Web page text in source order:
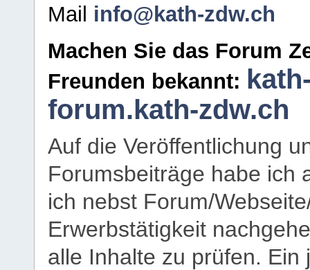
Mail info@kath-zdw.ch
Machen Sie das Forum
Freunden bekannt:
forum.kath-zdw.ch
Auf die Veröffentlichung
Forumsbeiträge habe ich
ich nebst Forum/
Erwerbstätigkeit
alle Inhalte zu prüfen.